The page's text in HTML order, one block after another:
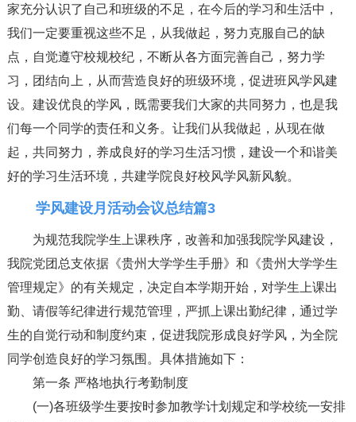
家充分认识了自己和班级的不足，在今后的学习和生活中，
我们一定要重视这些不足，从我做起，努力克服自己的缺
点，自觉遵守校规校纪，不断从各方面完善自己，努力学
习，团结向上，从而营造良好的班级环境，促进班风学风建
设。建设优良的学风，既需要我们大家的共同努力，也是我
们每一个同学的责任和义务。让我们从我做起，从现在做
起，共同努力，养成良好的学习生活习惯，建设一个和谐美
好的学习生活环境，共建学院良好校风学风新风貌。
学风建设月活动会议总结篇3
为规范我院学生上课秩序，改善和加强我院学风建设，
我院党团总支依据《贵州大学学生手册》和《贵州大学学生
管理规定》的有关规定，决定自本学期开始，对学生上课出
勤、请假等纪律进行规范管理，严抓上课出勤纪律，通过学
生的自觉行动和制度约束，促进我院形成良好学风，为全院
同学创造良好的学习氛围。具体措施如下：
第一条 严格地执行考勤制度
(一)各班级学生要按时参加教学计划规定和学校统一安排